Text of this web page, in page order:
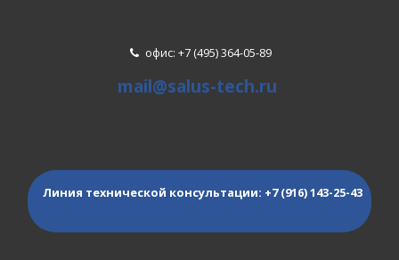
офис: +7 (495) 364-05-89
mail@salus-tech.ru
Линия технической консультации: +7 (916) 143-25-43